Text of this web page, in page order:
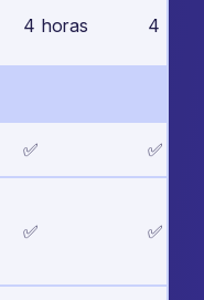
4 horas 4
✅ ✅
✅ ✅